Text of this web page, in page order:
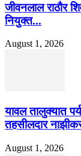
जीवनलाल राठौर
नियुक्त...
August 1, 2026
यावल तालुक्यात
तहसीलदार
August 1, 2026